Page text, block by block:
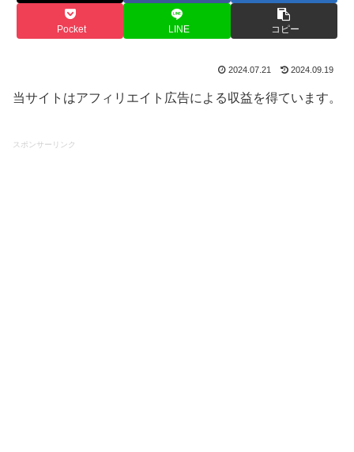
Pocket LINE コピー
2024.07.21 2024.09.19
当サイトはアフィリエイト広告による収益を得ています。
スポンサーリンク